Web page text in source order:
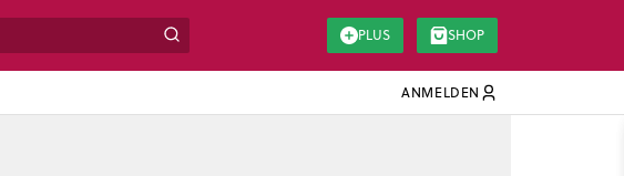
PLUS SHOP
ANMELDEN